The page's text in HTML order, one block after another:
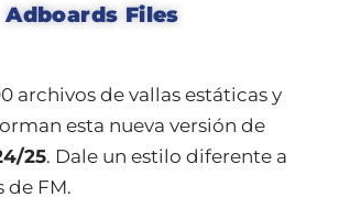
Adboards Files
archivos de vallas estáticas y
esta nueva versión de
25. Dale un estilo diferente a
de FM.